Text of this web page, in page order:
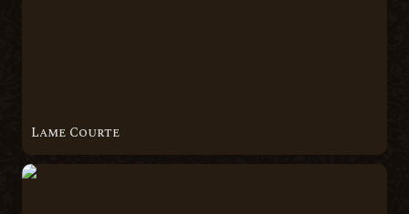
Lame Courte
Lame Longue